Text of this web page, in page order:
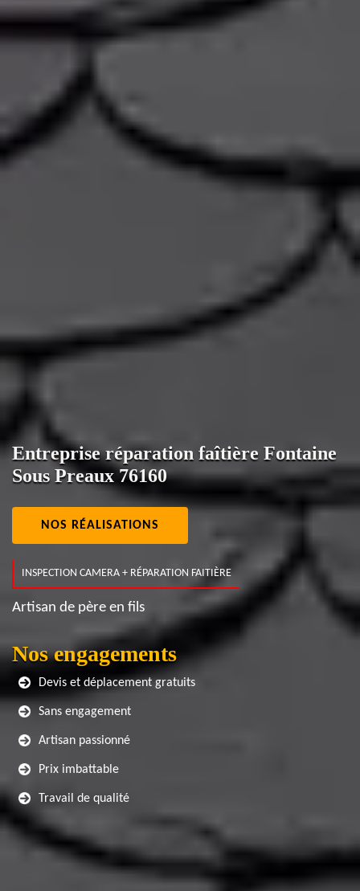
Entreprise réparation faîtière Fontaine
Sous Preaux 76160
NOS RÉALISATIONS
INSPECTION CAMERA + RÉPARATION FAITIÈRE
Artisan de père en fils
Nos engagements
Devis et déplacement gratuits
Sans engagement
Artisan passionné
Prix imbattable
Travail de qualité